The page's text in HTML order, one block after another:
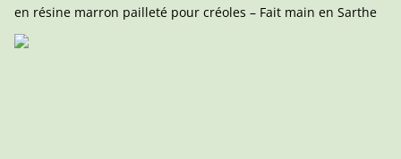
en résine marron pailleté pour créoles – Fait main en Sarthe